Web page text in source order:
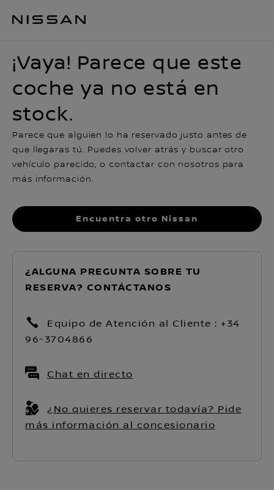
¡Vaya! Parece que este
coche ya no está en
stock.
Parece que alguien lo ha reservado justo antes de
que llegaras tú. Puedes volver atrás y buscar otro
vehículo parecido, o contactar con nosotros para
más información.
Encuentra otro Nissan
¿ALGUNA PREGUNTA SOBRE TU
RESERVA? CONTÁCTANOS
Equipo de Atención al Cliente : +34
96-3704866
Chat en directo
¿No quieres reservar todavía? Pide
más información al concesionario